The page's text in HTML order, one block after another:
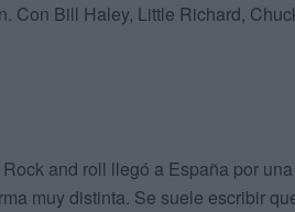
Con Bill Haley, Little Richard,
and roll llegó a España por
muy distinta. Se suele escribir